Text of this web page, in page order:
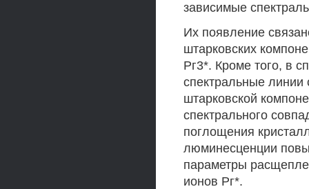
зависимые
Их появление
штарковских
Рг3*. Кроме того, в
спектральные линии
штарковской
спектрального
поглощения
люминесценции
параметры
ионов Рг*.